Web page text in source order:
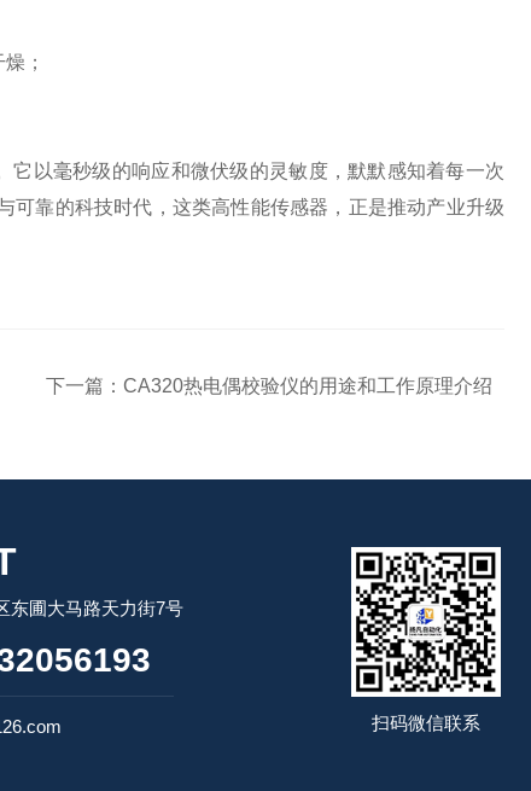
；
以毫秒级的响应和微伏级的灵敏度，默默感知着每一次
可靠的科技时代，这类高性能传感器，正是推动产业升级
下一篇： CA320热电偶校验仪的用途和工作原理介绍
东圃大马路天力街7号
扫码微信联系